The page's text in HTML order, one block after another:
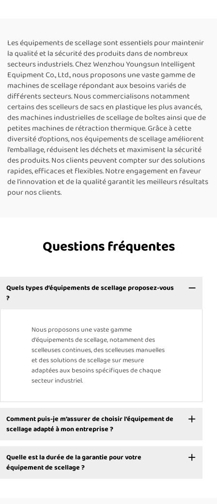
de sacs en plastique,
machine de scellage
thermique pour sacs
alimentaires, machine
automatique de scellage
continu
Les équipements de scellage sont essentiels pour maintenir
la qualité et la sécurité des produits dans de nombreux
secteurs industriels. Chez Wenzhou Youngsun Intelligent
Equipment Co., Ltd., nous proposons une vaste gamme de
machines de scellage répondant aux besoins variés de
différents secteurs. Nous commercialisons notamment
certains des scelleurs de sacs en plastique les plus avancés,
des machines industrielles de scellage de boîtes ainsi que de
petites machines de rétraction thermique. Grâce à cette
diversité d’options, nos équipements de scellage améliorent
l’emballage, réduisent les déchets et maximisent la sécurité
des produits. Nos clients peuvent compter sur des solutions
rapides, efficaces et flexibles. Notre engagement en faveur
de l’innovation et de la qualité garantit les meilleurs résultats
pour nos clients.
Questions fréquentes
Quels types d’équipements de scellage proposez-vous
?
Nous proposons une vaste gamme
d’équipements de scellage, notamment des
scelleuses continues, des scelleuses manuelles
et des solutions de scellage sur mesure
adaptées aux besoins spécifiques de chaque
secteur industriel.
Comment puis-je m’assurer de choisir l’équipement de
scellage adapté à mon entreprise ?
Quelle est la durée de la garantie pour votre
équipement de scellage ?